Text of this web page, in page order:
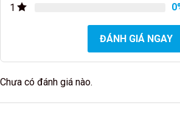
1
ĐÁNH GIÁ NGAY
Chưa có đánh giá nào.